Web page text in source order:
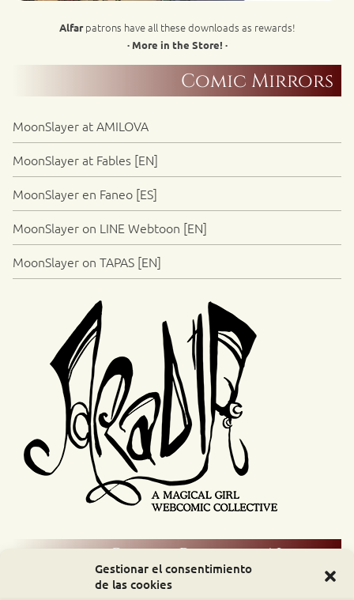
Gestionar el consentimiento
de las cookies
Alfarpatrons have all these downloads as rewards!
· More in the Store! ·
Comic Mirrors
MoonSlayer at AMILOVA
MoonSlayer at Fables [EN]
MoonSlayer en Faneo [ES]
MoonSlayer on LINE Webtoon [EN]
MoonSlayer on TAPAS [EN]
Comic Readers / Index